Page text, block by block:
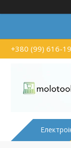
+380 (99) 616-